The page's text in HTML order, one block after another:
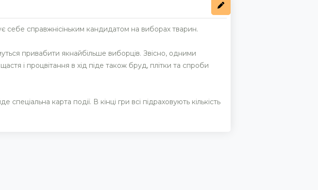
себе справжнісіньким кандидатом на виборах тварин.
привабити якнайбільше виборців. Звісно, одними
і процвітання в хід піде також бруд, плітки та спроби
карта події. В кінці гри всі підраховують кількість